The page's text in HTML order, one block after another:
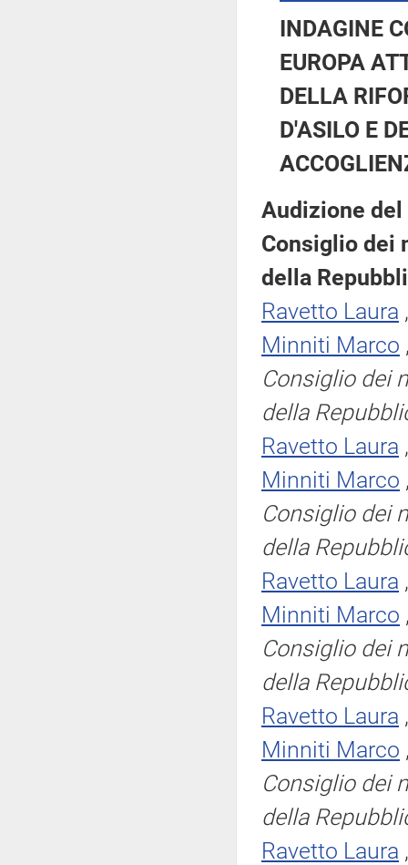
INDAGINE
EUROPA
DELLA
D'ASILO E
Audizione del
Consiglio dei
della
Ravetto Laura
Minniti Marco
Consiglio dei
della
Ravetto Laura
Minniti Marco
Consiglio dei
della
Ravetto Laura
Minniti Marco
Consiglio dei
della
Ravetto Laura
Minniti Marco
Consiglio dei
della
Ravetto Laura